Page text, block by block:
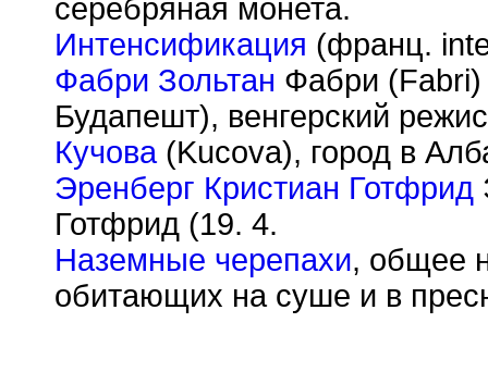
серебряная монета.
Интенсификация (франц.
Фабри Зольтан Фабри (Fabri)
Будапешт), венгерский
Кучова(Kucova), город в
Эренберг Кристиан Готфрид
Готфрид (19. 4.
Наземные черепахи, общее
обитающих на суше и в